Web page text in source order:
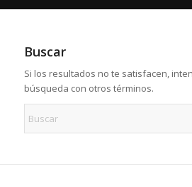
Buscar
Si los resultados no te satisfacen,
búsqueda con otros términos.